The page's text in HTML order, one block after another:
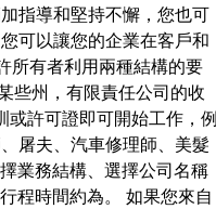
指導和堅持不懈，您也可
可以讓您的企業在客戶和
所有者利用兩種結構的要
些州，有限責任公司的收
許可證即可開始工作，例
屠夫、汽車修理師、美髮
業務結構、選擇公司名稱
程時間約為。 如果您來自